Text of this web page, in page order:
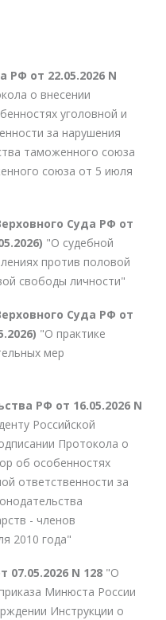
от 22.05.2026 N
о внесении
уголовной и
за нарушения
таможенного союза
союза от 5 июля
Суда РФ от
"О судебной
против половой
свободы личности"
Суда РФ от
"О практике
мер
РФ от 16.05.2026 N
Российской
Протокола о
об особенностях
ответственности за
- членов
2010 года"
N 128 "О
Минюста России
Инструкции о